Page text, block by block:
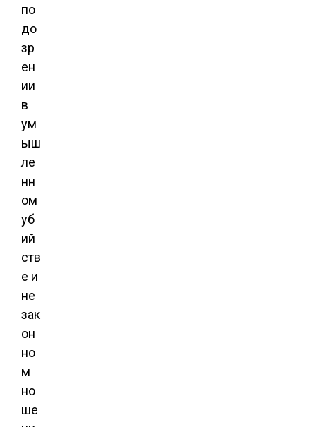
по
до
зр
ен
ии
в
ум
ыш
ле
нн
ом
уб
ий
ств
е и
не
зак
он
но
м
но
ше